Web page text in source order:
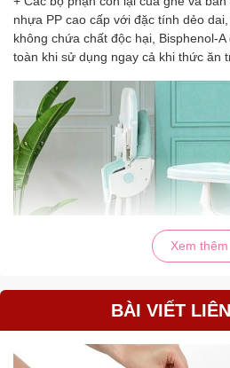
nhựa PP cao cấp với đặc tính dẻo
không chứa chất độc hại, Bisphenol-
toàn khi sử dụng ngay cả khi thức ăn
Xem thêm
BÀI VIẾT